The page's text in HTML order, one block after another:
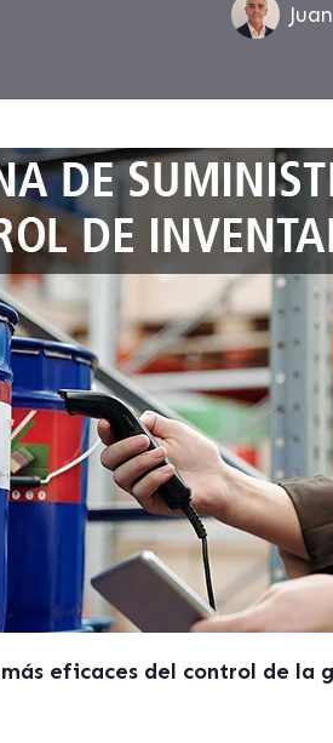
eficaces del control de la